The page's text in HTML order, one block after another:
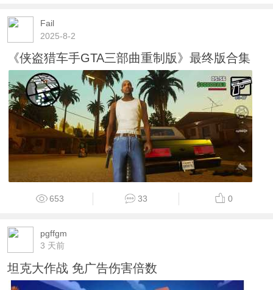
Fail
2025-8-2
《侠盗猎车手GTA三部曲重制版》最终版合集
653 33 0
pgffgm
3 天前
坦克大作战 免广告伤害倍数